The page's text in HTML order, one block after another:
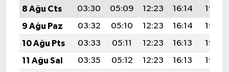
8 Ağu Cts
03:30 05:09 12:23 16:14
19:27
9 Ağu Paz
03:32 05:10 12:23 16:14
19:26
10 Ağu Pts
03:33 05:11 12:23 16:13
19:25
11 Ağu Sal
03:35 05:12 12:23 16:13
19:23